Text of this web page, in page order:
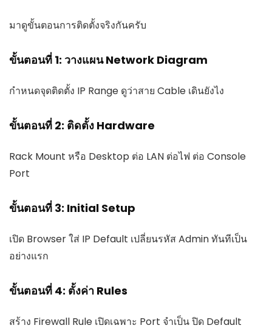
มาดูขั้นตอนการติดตั้งจริงกันครับ
ขั้นตอนที่ 1: วางแผน Network Diagram
กำหนดจุดติดตั้ง IP Range ดูว่าสาย Cable เดินยังไง
ขั้นตอนที่ 2: ติดตั้ง Hardware
Rack Mount หรือ Desktop ต่อ LAN ต่อไฟ ต่อ Console
Port
ขั้นตอนที่ 3: Initial Setup
เปิด Browser ใส่ IP Default เปลี่ยนรหัส Admin ทันทีเป็น
อย่างแรก
ขั้นตอนที่ 4: ตั้งค่า Rules
สร้าง Firewall Rule เปิดเฉพาะ Port จำเป็น ปิด Default